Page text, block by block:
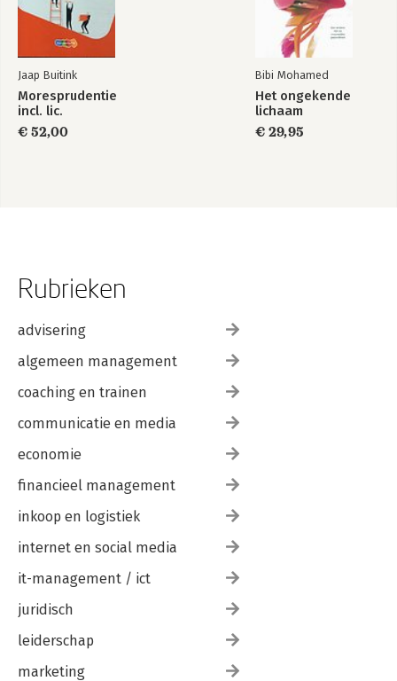
Jaap Buitink
Moresprudentie
incl. lic.
€ 52,00
Bibi Mohamed
Het ongekende
lichaam
€ 29,95
Rubrieken
advisering
algemeen management
coaching en trainen
communicatie en media
economie
financieel management
inkoop en logistiek
internet en social media
it-management / ict
juridisch
leiderschap
marketing